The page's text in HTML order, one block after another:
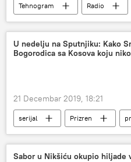
Tehnogram Radio
Multimedija
U nedelju na Sputnjiku: Kako
Bogorodica sa Kosova koju
21 Decembar 2019, 18:21
serijal Prizren
Video
Društvo
Bogorodica Ljeviška
Sabor u Nikšiću okupio hiljade